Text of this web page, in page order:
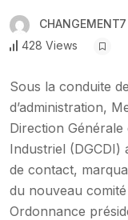
CHANGEMENT7
428 Views
Sous la conduite
d’administration,
Direction
Industriel (DGCDI)
de contact,
du nouveau
Ordonnance